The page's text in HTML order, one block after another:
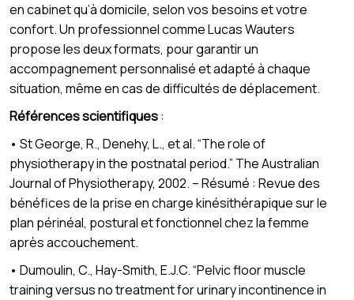
en cabinet qu’à domicile, selon vos besoins et votre
confort. Un professionnel comme Lucas Wauters
propose les deux formats, pour garantir un
accompagnement personnalisé et adapté à chaque
situation, même en cas de difficultés de déplacement.
Références scientifiques:
• St George, R., Denehy, L., et al. “The role of
physiotherapy in the postnatal period.” The Australian
Journal of Physiotherapy, 2002. – Résumé : Revue des
bénéfices de la prise en charge kinésithérapique sur le
plan périnéal, postural et fonctionnel chez la femme
après accouchement.
• Dumoulin, C., Hay-Smith, E.J.C. “Pelvic floor muscle
training versus no treatment for urinary incontinence in